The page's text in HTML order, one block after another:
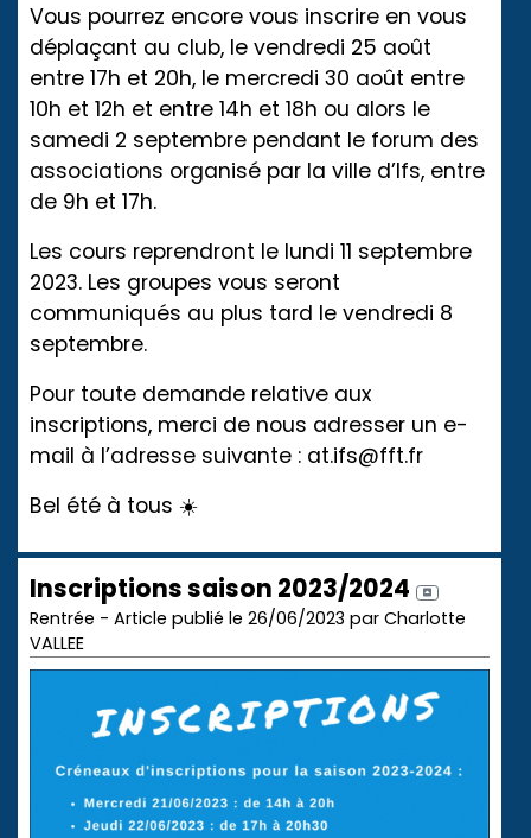
Vous pourrez encore vous inscrire en vous
déplaçant au club, le vendredi 25 août
entre 17h et 20h, le mercredi 30 août entre
10h et 12h et entre 14h et 18h ou alors le
samedi 2 septembre pendant le forum des
associations organisé par la ville d’Ifs, entre
de 9h et 17h.
Les cours reprendront le lundi 11 septembre
2023. Les groupes vous seront
communiqués au plus tard le vendredi 8
septembre.
Pour toute demande relative aux
inscriptions, merci de nous adresser un e-
mail à l’adresse suivante : at.ifs@fft.fr
Bel été à tous ☀️
Inscriptions saison 2023/2024
Rentrée - Article publié le 26/06/2023 par Charlotte
VALLEE